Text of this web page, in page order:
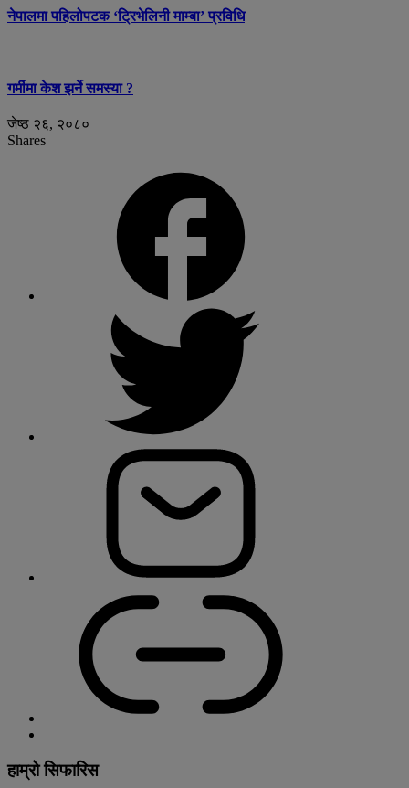
नेपालमा पहिलोपटक ‘ट्रिभेलिनी माम्बा’ प्रविधि
गर्मीमा केश झर्ने समस्या ?
जेष्ठ २६, २०८०
Shares
हाम्रो सिफारिस